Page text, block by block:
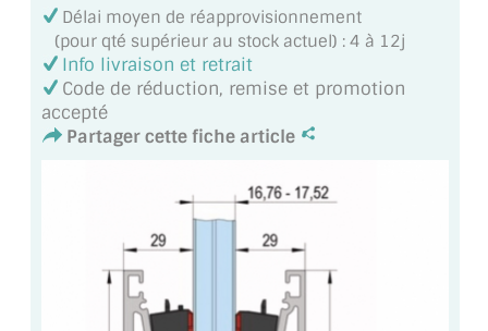
JOINTS D'ÉTANCHÉITÉS
FIXATION GARDES CORPS
SYSTÈMES PIVOTANTS
LE CATALOGUE ACCESSOIRES
(STROMBINOSCOPE)
ACCESSOIRES EN PROMOTIONS
EXEMPLES, RÉALISATIONS, INSPIRATIONS
Délai moyen de réapprovisionnement
(pour qté supérieur au stock actuel) : 4 à 12j
Info livraison et retrait
Code de réduction, remise et promotion
accepté
Partager cette fiche article